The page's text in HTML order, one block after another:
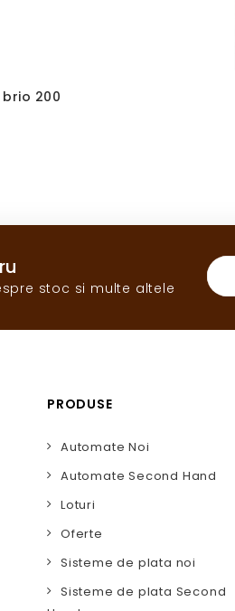
200
stoc si multe altele
PRODUSE
Automate Noi
Automate Second Hand
Loturi
Oferte
Sisteme de plata noi
Sisteme de plata Second